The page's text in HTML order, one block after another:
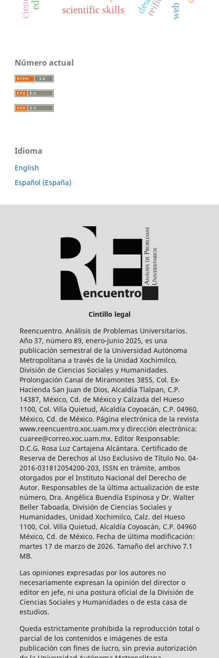
scientific skills
Número actual
Idioma
English
Español (España)
Cintillo legal
Reencuentro. Análisis de Problemas Universitarios.
Año 37, número 89, enero-junio 2025, es una
publicación semestral de la Universidad Autónoma
Metropolitana a través de la Unidad Xochimilco,
División de Ciencias Sociales y Humanidades.
Prolongación Canal de Miramontes 3855, Col. Ex-
Hacienda San Juan de Dios, Alcaldía Tlalpan, C.P.
14387, México, Cd. de México y Calzada del Hueso
1100, Col. Villa Quietud, Alcaldía Coyoacán, C.P. 04960,
México, Cd. de México. Página electrónica de la revista
www.reencuentro.xoc.uam.mx y dirección electrónica:
cuaree@correo.xoc.uam.mx. Editor Responsable:
D.C.G. Rosa Luz Cartajena Alcántara. Certificado de
Reserva de Derechos al Uso Exclusivo de Título No. 04-
2016-031812054200-203, ISSN en trámite, ambos
otorgados por el Instituto Nacional del Derecho de
Autor. Responsables de la última actualización de este
número, Dra. Angélica Buendía Espinosa y Dr. Walter
Beller Taboada, División de Ciencias Sociales y
Humanidades, Unidad Xochimilco, Calz. del Hueso
1100, Col. Villa Quietud, Alcaldía Coyoacán, C.P. 04960
México, Cd. de México. Fecha de última modificación:
martes 17 de marzo de 2026. Tamaño del archivo 7.1
MB.
Las opiniones expresadas por los autores no
necesariamente expresan la opinión del director o
editor en jefe, ni una postura oficial de la División de
Ciencias Sociales y Humanidades o de esta casa de
estudios.
Queda estrictamente prohibida la reproducción total o
parcial de los contenidos e imágenes de esta
publicación con fines de lucro, sin previa autorización